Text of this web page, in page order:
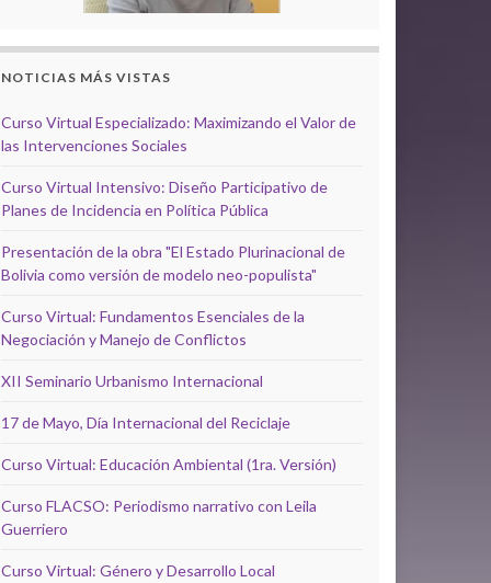
NOTICIAS MÁS VISTAS
Curso Virtual Especializado: Maximizando el Valor de
las Intervenciones Sociales
Curso Virtual Intensivo: Diseño Participativo de
Planes de Incidencia en Política Pública
Presentación de la obra "El Estado Plurinacional de
Bolivia como versión de modelo neo-populista"
Curso Virtual: Fundamentos Esenciales de la
Negociación y Manejo de Conflictos
XII Seminario Urbanismo Internacional
17 de Mayo, Día Internacional del Reciclaje
Curso Virtual: Educación Ambiental (1ra. Versión)
Curso FLACSO: Periodismo narrativo con Leila
Guerriero
Curso Virtual: Género y Desarrollo Local